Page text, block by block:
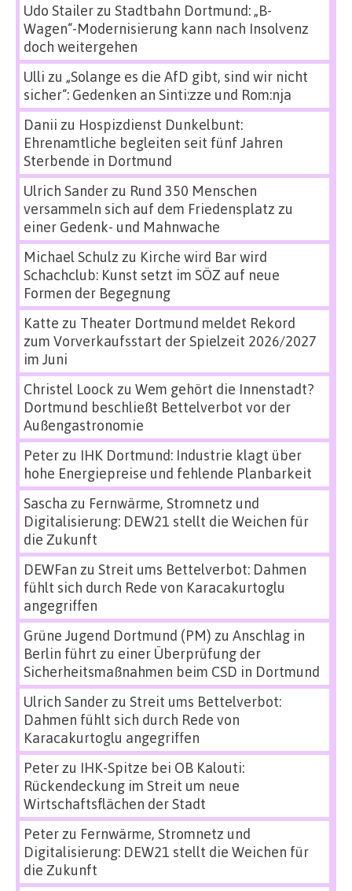
Udo Stailerzu Stadtbahn Dortmund: „B-
Wagen“-Modernisierung kann nach Insolvenz
doch weitergehen
Ulli zu „Solange es die AfD gibt, sind wir nicht
sicher“: Gedenken an Sinti:zze und Rom:nja
Danii zu Hospizdienst Dunkelbunt:
Ehrenamtliche begleiten seit fünf Jahren
Sterbende in Dortmund
Ulrich Sanderzu Rund 350 Menschen
versammeln sich auf dem Friedensplatz zu
einer Gedenk- und Mahnwache
Michael Schulz zu Kirche wird Bar wird
Schachclub: Kunst setzt im SÖZ auf neue
Formen der Begegnung
Katte zu Theater Dortmund meldet Rekord
zum Vorverkaufsstart der Spielzeit 2026/2027
im Juni
Christel Loock zu Wem gehört die Innenstadt?
Dortmund beschließt Bettelverbot vor der
Außengastronomie
Peterzu IHK Dortmund: Industrie klagt über
hohe Energiepreise und fehlende Planbarkeit
Sascha zu Fernwärme, Stromnetz und
Digitalisierung: DEW21 stellt die Weichen für
die Zukunft
DEWFan zu Streit ums Bettelverbot: Dahmen
fühlt sich durch Rede von Karacakurtoglu
angegriffen
Grüne Jugend Dortmund (PM) zu Anschlag in
Berlin führt zu einer Überprüfung der
Sicherheitsmaßnahmen beim CSD in Dortmund
Ulrich Sanderzu Streit ums Bettelverbot:
Dahmen fühlt sich durch Rede von
Karacakurtoglu angegriffen
Peterzu IHK-Spitze bei OB Kalouti:
Rückendeckung im Streit um neue
Wirtschaftsflächen der Stadt
Peterzu Fernwärme, Stromnetz und
Digitalisierung: DEW21 stellt die Weichen für
die Zukunft